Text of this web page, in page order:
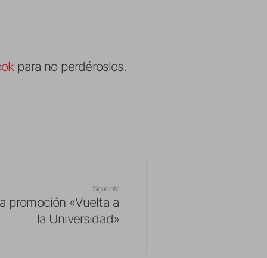
para no perdéroslos.
Siguiente
promoción «Vuelta a
la Universidad»